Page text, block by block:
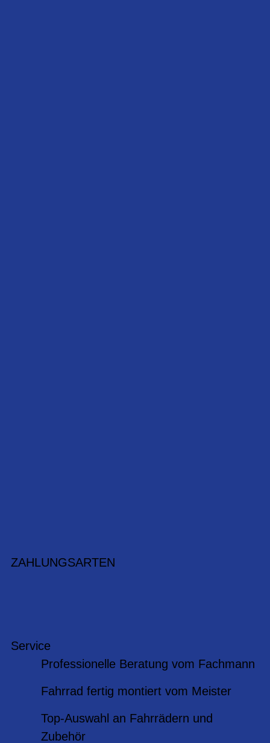
ZAHLUNGSARTEN
Service
Professionelle Beratung vom Fachmann
Fahrrad fertig montiert vom Meister
Top-Auswahl an Fahrrädern und
Zubehör